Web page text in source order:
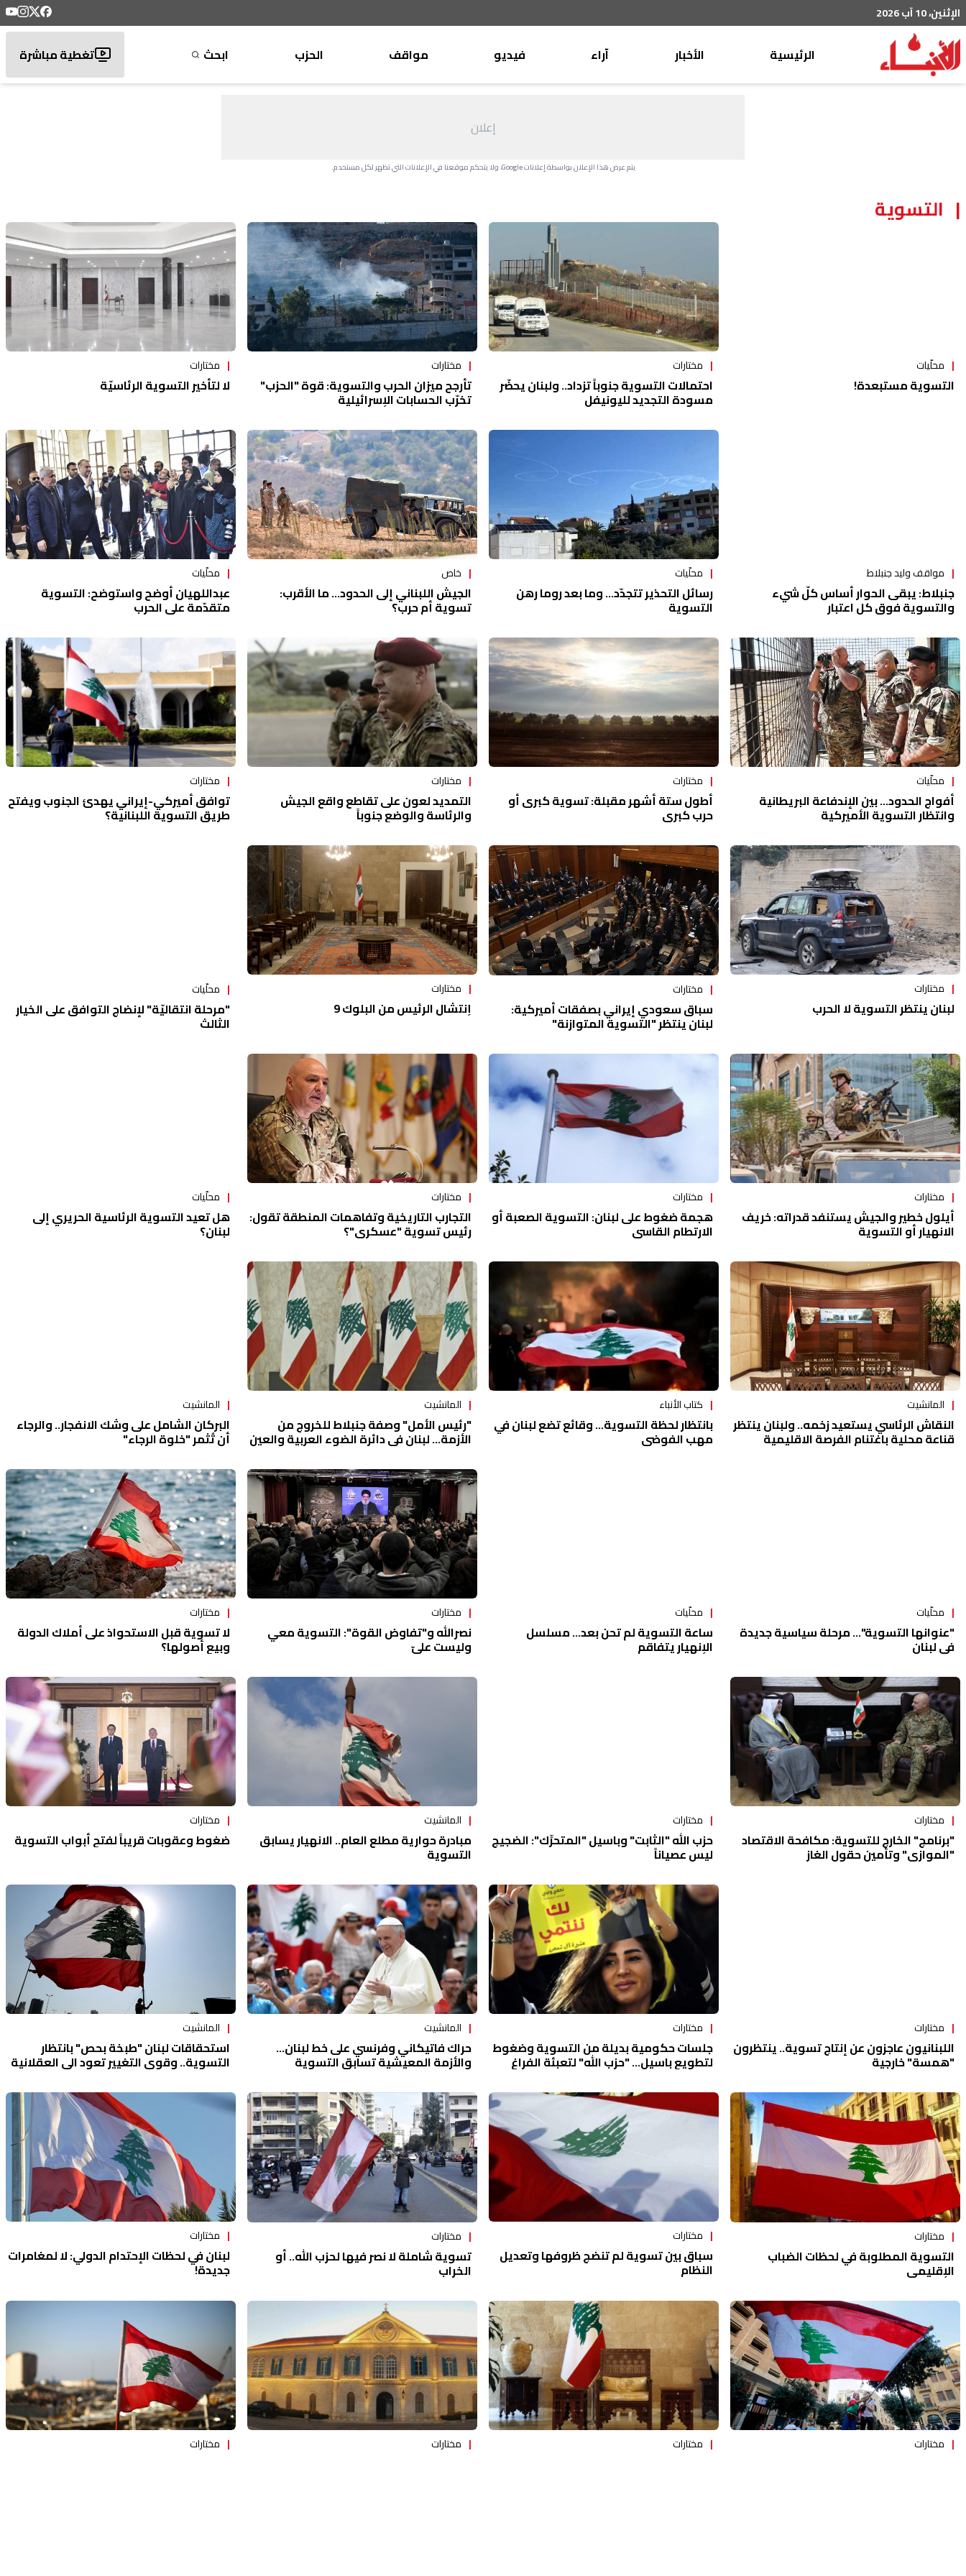
الإثنين، 10 آب 2026
الرئيسية
الأخبار
من لبنان
منوعات
آراء
منبر
بريد
القرّاء
فيديو مواقف الحزب ابحث تغطية مباشرة
إعلان
يتم عرض هذا الإعلان بواسطة إعلانات Google، ولا يتحكم موقعنا في الإعلانات التي تظهر لكل مستخدم.
التسوية
محلّيات
التسوية مستبعدة!
مختارات
احتمالات التسوية جنوباً تزداد.. ولبنان يحضّر
مسودة التجديد لليونيفل
مختارات
تأرجح ميزان الحرب والتسوية: قوة "الحزب"
تخرّب الحسابات الإسرائيلية
مختارات
لا لتأخير التسوية الرئاسيّة
مواقف وليد جنبلاط
جنبلاط: يبقى الحوار أساس كلّ شيء
والتسوية فوق كل اعتبار
محلّيات
رسائل التحذير تتجدّد... وما بعد روما رهن
التسوية
خاص
الجيش اللبناني إلى الحدود... ما الأقرب:
تسوية أم حرب؟
محلّيات
عبداللهيان أوضح واستوضح: التسوية
متقدّمة على الحرب
محلّيات
أفواج الحدود... بين الإندفاعة البريطانية
وانتظار التسوية الأميركية
مختارات
أطول ستة أشهر مقبلة: تسوية كبرى أو
حرب كبرى
مختارات
التمديد لعون على تقاطع واقع الجيش
والرئاسة والوضع جنوباً
مختارات
توافق أميركي-إيراني يهدئ الجنوب ويفتح
طريق التسوية اللبنانية؟
مختارات
لبنان ينتظر التسوية لا الحرب
مختارات
سباق سعودي إيراني بصفقات أميركية:
لبنان ينتظر "التسوية المتوازنة"
مختارات
إنتشال الرئيس من البلوك 9
محلّيات
"مرحلة انتقاليّة" لإنضاج التوافق على الخيار
الثالث
مختارات
أيلول خطير والجيش يستنفد قدراته: خريف
الانهيار أو التسوية
مختارات
هجمة ضغوط على لبنان: التسوية الصعبة أو
الارتطام القاسي
مختارات
التجارب التاريخية وتفاهمات المنطقة تقول:
رئيس تسوية "عسكري"؟
محلّيات
هل تعيد التسوية الرئاسية الحريري إلى
لبنان؟
المانشيت
النقاش الرئاسي يستعيد زخمه.. ولبنان ينتظر
قناعة محلية باغتنام الفرصة الاقليمية
كتاب الأنباء
بانتظار لحظة التسوية... وقائع تضع لبنان في
مهب الفوضى
المانشيت
"رئيس الأمل" وصفة جنبلاط للخروج من
الأزمة... لبنان في دائرة الضوء العربية والعين
على القاهرة
المانشيت
البركان الشامل على وشك الانفجار.. والرجاء
أن تُثمر "خلوة الرجاء"
محلّيات
"عنوانها التسوية"... مرحلة سياسية جديدة
في لبنان
محلّيات
ساعة التسوية لم تحن بعد... مسلسل
الإنهيار يتفاقم
مختارات
نصرالله و"تفاوض القوة": التسوية معي
وليست عليّ
مختارات
لا تسوية قبل الاستحواذ على أملاك الدولة
وبيع أصولها؟
مختارات
"برنامج" الخارج للتسوية: مكافحة الاقتصاد
"الموازي" وتأمين حقول الغاز
مختارات
حزب الله "الثابت" وباسيل "المتحرِّك": الضجيج
ليس عصياناً
المانشيت
مبادرة حوارية مطلع العام.. الانهيار يسابق
التسوية
مختارات
ضغوط وعقوبات قريباً لفتح أبواب التسوية
مختارات
اللبنانيون عاجزون عن إنتاج تسوية.. ينتظرون
"همسة" خارجية
مختارات
جلسات حكومية بديلة من التسوية وضغوط
لتطويع باسيل... "حزب الله" لتعبئة الفراغ
السياسي تمهيداً لفرض فرنجية!
المانشيت
حراك فاتيكاني وفرنسي على خط لبنان...
والأزمة المعيشية تسابق التسوية
المانشيت
استحقاقات لبنان "طبخة بحص" بانتظار
التسوية.. وقوى التغيير تعود الى العقلانية
مختارات
التسوية المطلوبة في لحظات الضباب
الإقليمي
مختارات
سباق بين تسوية لم تنضج ظروفها وتعديل
النظام
مختارات
تسوية شاملة لا نصر فيها لحزب الله.. أو
الخراب
مختارات
لبنان في لحظات الإحتدام الدولي: لا لمغامرات
جديدة!
مختارات مختارات مختارات مختارات